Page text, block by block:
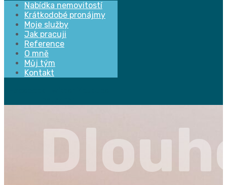
Nabídka nemovitostí
Krátkodobé pronájmy
Moje služby
Jak pracuji
Reference
O mně
Můj tým
Kontakt